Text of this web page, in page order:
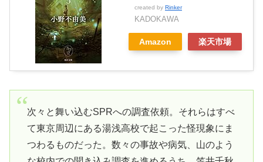
created by Rinker
KADOKAWA
Amazon 楽天市場
次々と舞い込むSPRへの調査依頼。それらはすべ
て東京周辺にある湯浅高校で起こった怪現象にま
つわるものだった。数々の事故や病気、山のよう